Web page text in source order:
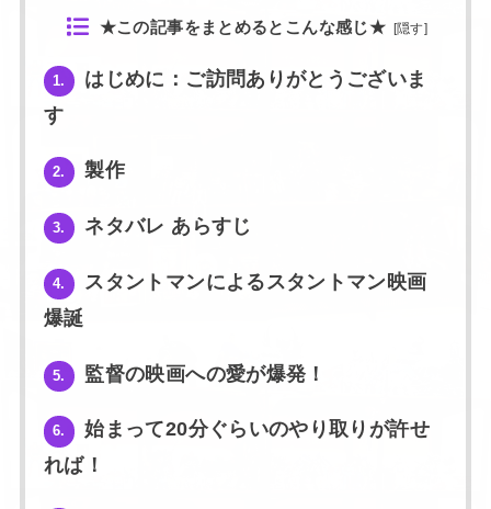
★この記事をまとめるとこんな感じ★ [隠す]
1.
はじめに：ご訪問ありがとうございま
す
2. 製作
3. ネタバレ あらすじ
4.
スタントマンによるスタントマン映画
爆誕
5. 監督の映画への愛が爆発！
6.
始まって20分ぐらいのやり取りが許せ
れば！